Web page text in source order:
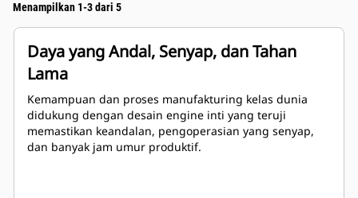
Menampilkan 1-3 dari 5
Daya yang Andal, Senyap, dan Tahan
Lama
Kemampuan dan proses manufakturing kelas dunia
didukung dengan desain engine inti yang teruji
memastikan keandalan, pengoperasian yang senyap,
dan banyak jam umur produktif.